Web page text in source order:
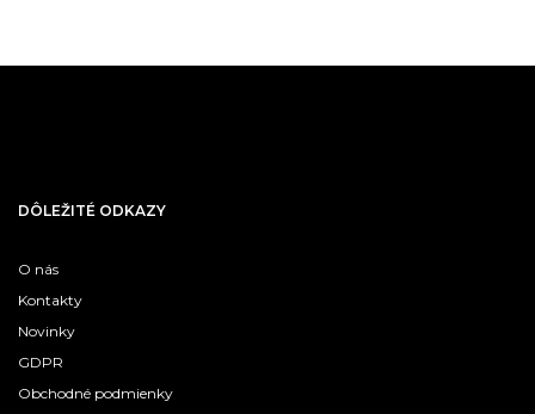
DÔLEŽITÉ ODKAZY
O nás
Kontakty
Novinky
GDPR
Obchodné podmienky